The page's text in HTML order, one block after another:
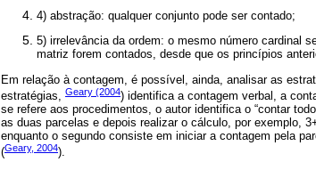
4) abstração: qualquer conjunto pode ser contado;
5) irrelevância da ordem: o mesmo número cardinal
matriz forem contados, desde que os princípios
Em relação à contagem, é possível, ainda, analisar as
estratégias, Geary (2004) identifica a contagem verbal, a
se refere aos procedimentos, o autor identifica o “contar
as duas parcelas e depois realizar o cálculo, por exemplo,
enquanto o segundo consiste em iniciar a contagem pela
(Geary, 2004).